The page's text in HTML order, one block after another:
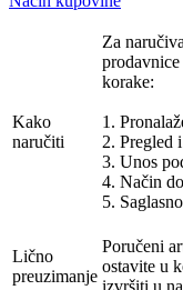
Kako
naručiti
Za
prodavnice
korake:
1.
2. Pregled
3. Unos
4. Način
5.
Lično
preuzimanje
Poručeni
ostavite u